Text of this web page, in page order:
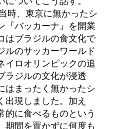
時、東京に無かったシ
『バッカーナ』を開業
はブラジルの食文化で
ルのサッカーワールド
イロオリンピックの追
ラジルの文化が浸透
はまったく無かったシ
出現しました。加え
的に食べるものという
期間を置かずに何度も